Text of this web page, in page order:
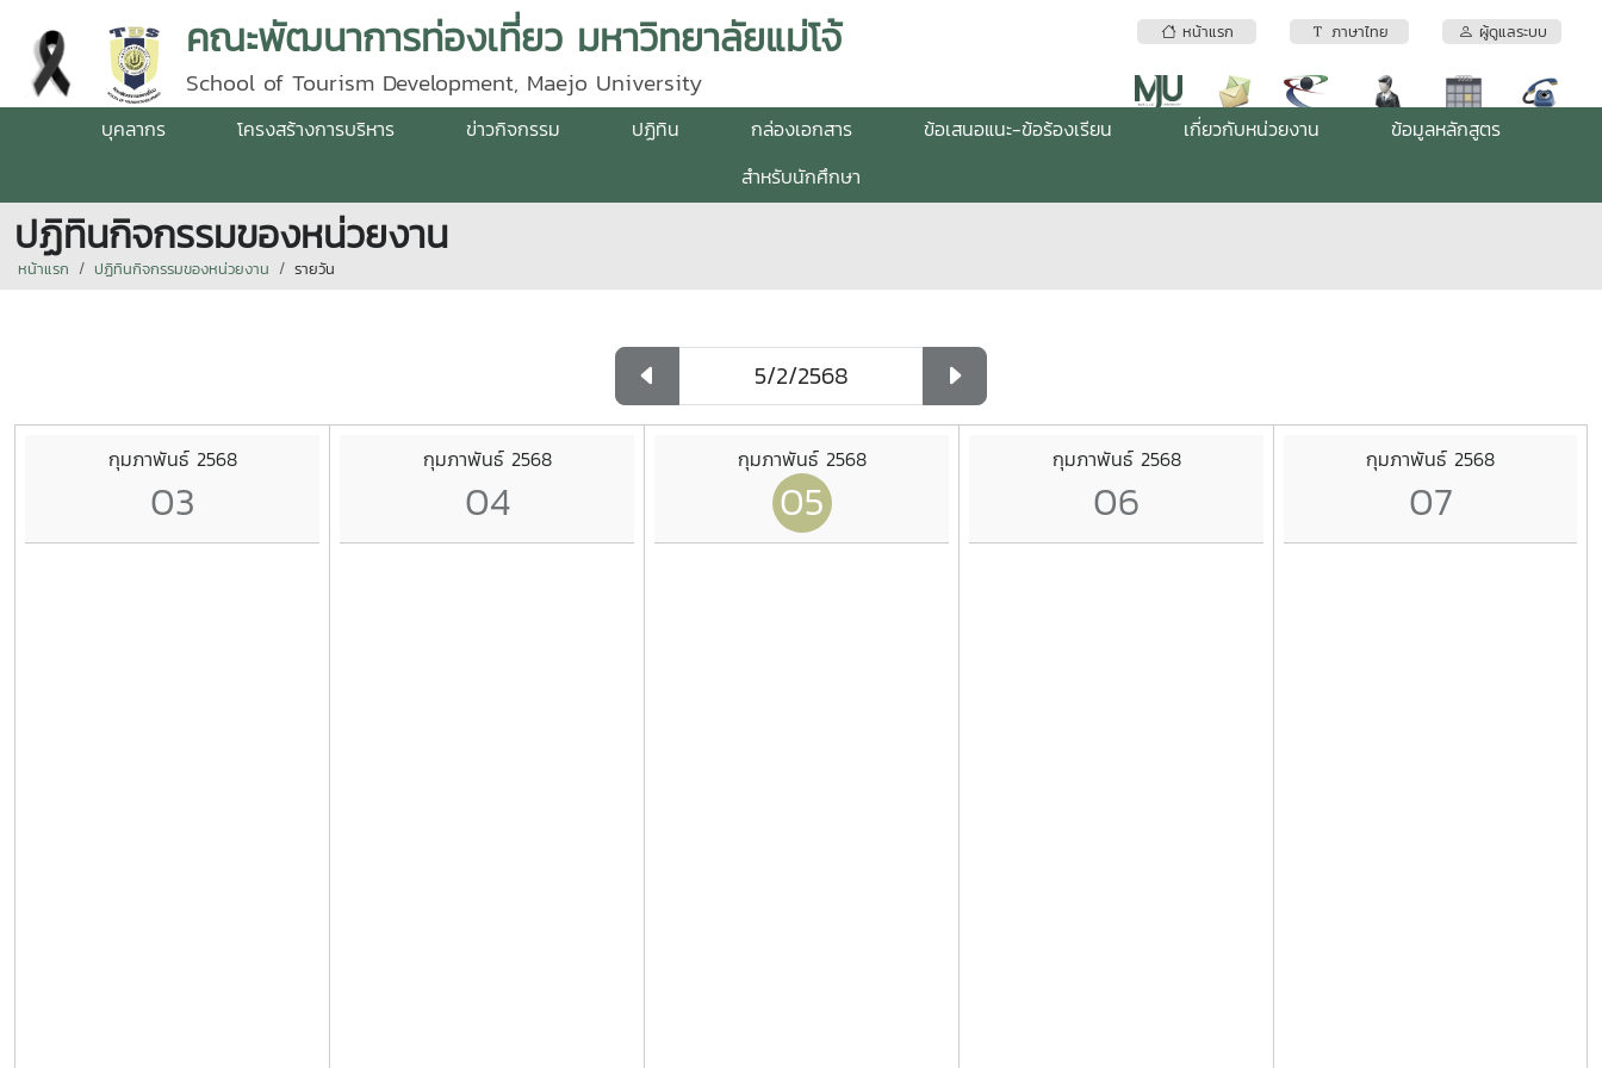
หน้าแรก ภาษาไทย ผู้ดูแลระบบ
คณะพัฒนาการท่องเที่ยว มหาวิทยาลัยแม่โจ้
School of Tourism Development, Maejo University
บุคลากร โครงสร้างการบริหาร ข่าวกิจกรรม ปฏิทิน กล่องเอกสาร ข้อเสนอแนะ-ข้อร้องเรียน เกี่ยวกับหน่วยงาน
ข้อมูลหลักสูตร
สำหรับนักศึกษา
ปฏิทินกิจกรรมของหน่วยงาน
หน้าแรก ปฏิทินกิจกรรมของหน่วยงาน รายวัน
กุมภาพันธ์ 2568
03
กุมภาพันธ์ 2568
04
กุมภาพันธ์ 2568
05
กุมภาพันธ์ 2568
06
กุมภาพันธ์ 2568
07